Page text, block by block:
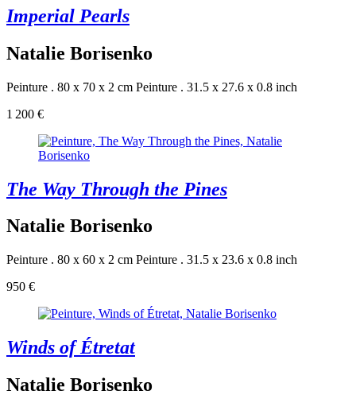
Imperial Pearls
Natalie Borisenko
Peinture . 80 x 70 x 2 cm Peinture . 31.5 x 27.6 x 0.8 inch
1 200 €
The Way Through the Pines
Natalie Borisenko
Peinture . 80 x 60 x 2 cm Peinture . 31.5 x 23.6 x 0.8 inch
950 €
Winds of Étretat
Natalie Borisenko